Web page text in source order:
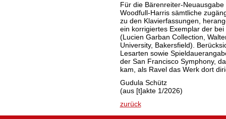
Für die Bärenreiter-
Woodfull-Harris sämtliche
zu den Klavierfassungen,
ein korrigiertes Exemplar der
(Lucien Garban Collection,
University, Bakersfield).
Lesarten sowie
der San Francisco Symphony,
kam, als Ravel das Werk dort
Gudula Schütz
(aus [t]akte 1/2026)
zurück